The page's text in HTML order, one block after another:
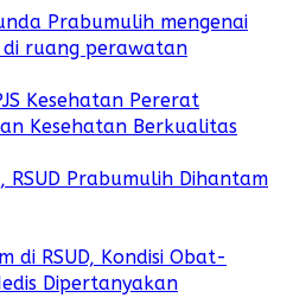
Prabumulih mengenai
di ruang perawatan
Kesehatan Pererat
Kesehatan Berkualitas
RSUD Prabumulih Dihantam
di RSUD, Kondisi Obat-
Dipertanyakan